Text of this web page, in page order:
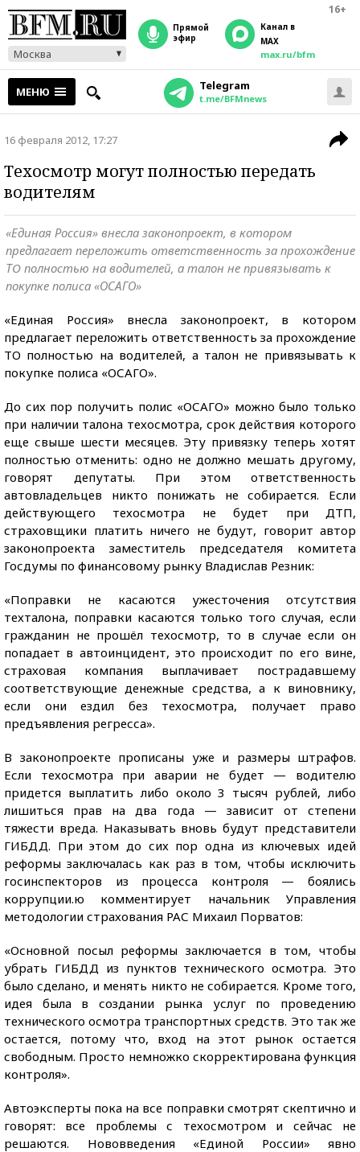
16+
Москва
прямой
эфир
Канал в
MAX
max.ru/bfm
МЕНЮ Telegram
t.me/BFMnews
16 февраля 2012, 17:27
Техосмотр могут полностью передать
водителям
«Единая Россия» внесла законопроект, в котором
предлагает переложить ответственность за прохождение
ТO полностью на водителей, а талон не привязывать к
покупке полиса «ОСАГО»
«Единая Россия» внесла законопроект, в котором
предлагает переложить ответственность за прохождение
ТO полностью на водителей, а талон не привязывать к
покупке полиса «ОСАГО».
До сих пор получить полис «ОСАГО» можно было только
при наличии талона техосмотра, срок действия которого
еще свыше шести месяцев. Эту привязку теперь хотят
полностью отменить: одно не должно мешать другому,
говорят депутаты. При этом ответственность
автовладельцев никто понижать не собирается. Если
действующего техосмотра не будет при ДТП,
страховщики платить ничего не будут, говорит автор
законопроекта заместитель председателя комитета
Госдумы по финансовому рынку Владислав Резник:
«Поправки не касаются ужесточения отсутствия
техталона, поправки касаются только того случая, если
гражданин не прошёл техосмотр, то в случае если он
попадает в автоинцидент, это происходит по его вине,
страховая компания выплачивает пострадавшему
соответствующие денежные средства, а к виновнику,
если они ездил без техосмотра, получает право
предъявления регресса».
В законопроекте прописаны уже и размеры штрафов.
Если техосмотра при аварии не будет — водителю
придется выплатить либо около 3 тысяч рублей, либо
лишиться прав на два года — зависит от степени
тяжести вреда. Наказывать вновь будут представители
ГИБДД. При этом до сих пор одна из ключевых идей
реформы заключалась как раз в том, чтобы исключить
госинспекторов из процесса контроля — боялись
коррупции.ю комментирует начальник Управления
методологии страхования РАС Михаил Порватов:
«Основной посыл реформы заключается в том, чтобы
убрать ГИБДД из пунктов технического осмотра. Это
было сделано, и менять никто не собирается. Кроме того,
идея была в создании рынка услуг по проведению
технического осмотра транспортных средств. Это так же
остается, потому что, вход на этот рынок остается
свободным. Просто немножко скорректирована функция
контроля».
Автоэксперты пока на все поправки смотрят скептично и
говорят: все проблемы с техосмотром и сейчас не
решаются. Нововведения «Единой России» явно